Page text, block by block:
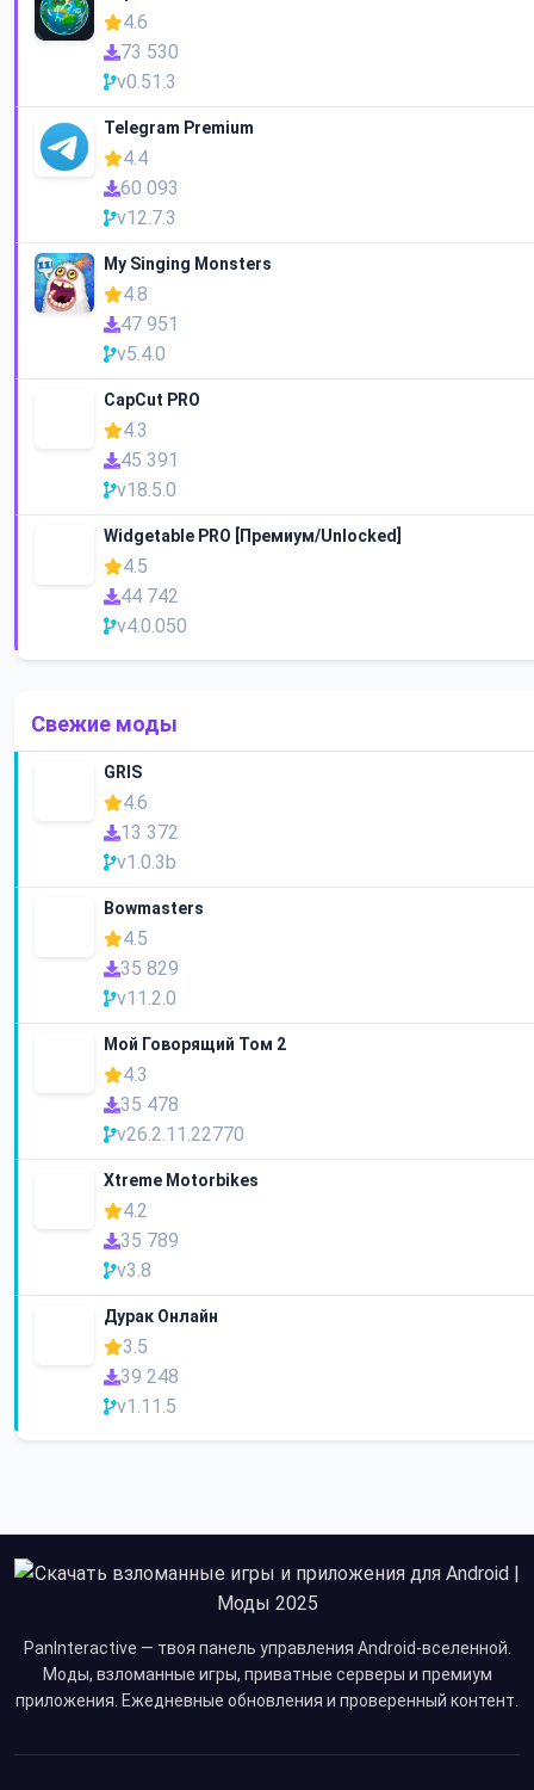
4.6
73 530
v0.51.3
Telegram Premium
4.4
60 093
v12.7.3
My Singing Monsters
4.8
47 951
v5.4.0
CapCut PRO
4.3
45 391
v18.5.0
Widgetable PRO [Премиум/Unlocked]
4.5
44 742
v4.0.050
Свежие моды
GRIS
4.6
13 372
v1.0.3b
Bowmasters
4.5
35 829
v11.2.0
Мой Говорящий Том 2
4.3
35 478
v26.2.11.22770
Xtreme Motorbikes
4.2
35 789
v3.8
Дурак Онлайн
3.5
39 248
v1.11.5
PanInteractive — твоя панель управления Android-вселенной.
Моды, взломанные игры, приватные серверы и премиум
приложения. Ежедневные обновления и проверенный контент.